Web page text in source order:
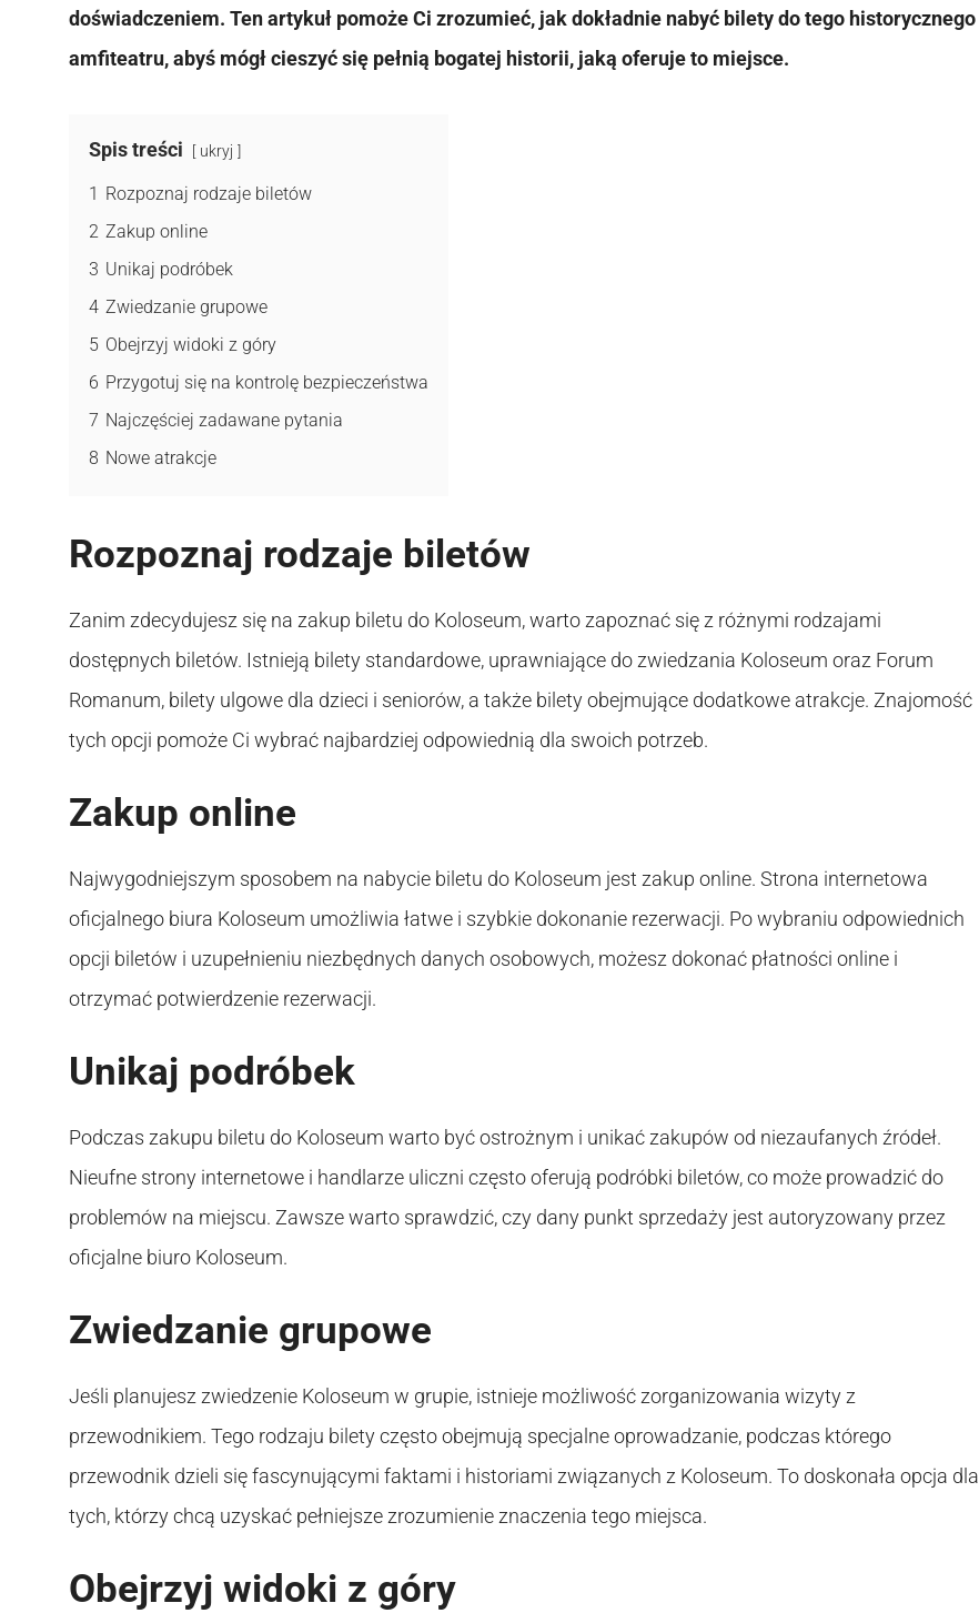
doświadczeniem. Ten artykuł pomoże Ci zrozumieć, jak dokładnie nabyć bilety do tego historycznego
amfiteatru, abyś mógł cieszyć się pełnią bogatej historii, jaką oferuje to miejsce.
Spis treści ukryj
1 Rozpoznaj rodzaje biletów
2 Zakup online
3 Unikaj podróbek
4 Zwiedzanie grupowe
5 Obejrzyj widoki z góry
6 Przygotuj się na kontrolę bezpieczeństwa
7 Najczęściej zadawane pytania
8 Nowe atrakcje
Rozpoznaj rodzaje biletów
Zanim zdecydujesz się na zakup biletu do Koloseum, warto zapoznać się z różnymi rodzajami
dostępnych biletów. Istnieją bilety standardowe, uprawniające do zwiedzania Koloseum oraz Forum
Romanum, bilety ulgowe dla dzieci i seniorów, a także bilety obejmujące dodatkowe atrakcje. Znajomość
tych opcji pomoże Ci wybrać najbardziej odpowiednią dla swoich potrzeb.
Zakup online
Najwygodniejszym sposobem na nabycie biletu do Koloseum jest zakup online. Strona internetowa
oficjalnego biura Koloseum umożliwia łatwe i szybkie dokonanie rezerwacji. Po wybraniu odpowiednich
opcji biletów i uzupełnieniu niezbędnych danych osobowych, możesz dokonać płatności online i
otrzymać potwierdzenie rezerwacji.
Unikaj podróbek
Podczas zakupu biletu do Koloseum warto być ostrożnym i unikać zakupów od niezaufanych źródeł.
Nieufne strony internetowe i handlarze uliczni często oferują podróbki biletów, co może prowadzić do
problemów na miejscu. Zawsze warto sprawdzić, czy dany punkt sprzedaży jest autoryzowany przez
oficjalne biuro Koloseum.
Zwiedzanie grupowe
Jeśli planujesz zwiedzenie Koloseum w grupie, istnieje możliwość zorganizowania wizyty z
przewodnikiem. Tego rodzaju bilety często obejmują specjalne oprowadzanie, podczas którego
przewodnik dzieli się fascynującymi faktami i historiami związanych z Koloseum. To doskonała opcja dla
tych, którzy chcą uzyskać pełniejsze zrozumienie znaczenia tego miejsca.
Obejrzyj widoki z góry